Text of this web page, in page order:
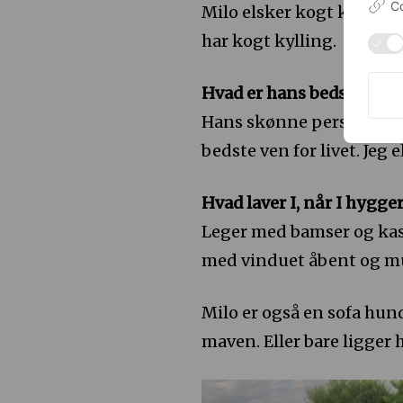
Milo elsker kogt kylling.
har kogt kylling.
Hvad er hans bedste sider?
Hans skønne
bedste ven for livet. Jeg
Hvad laver I, når I
Leger med bamser og
med vinduet åbent og
Milo er også en sofa
maven. Eller bare ligger